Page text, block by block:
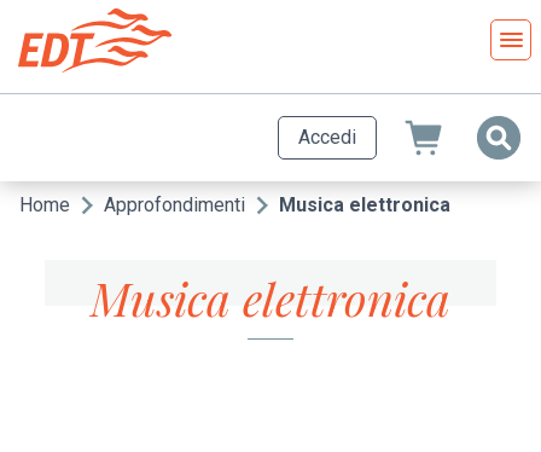
contenuto
principale
Accedi
Briciole
Home Approfondimenti Musica elettronica
Musica elettronica